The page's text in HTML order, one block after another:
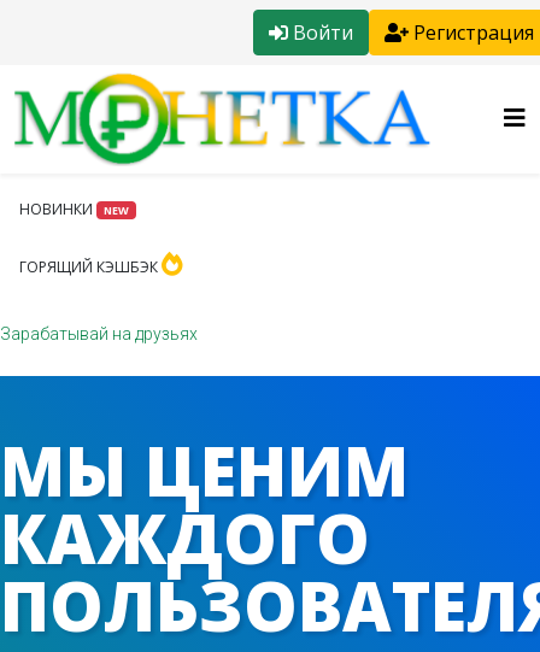
Войти Регистрация
НОВИНКИ NEW
ГОРЯЩИЙ КЭШБЭК
Зарабатывай на друзьях
МЫ ЦЕНИМ
КАЖДОГО